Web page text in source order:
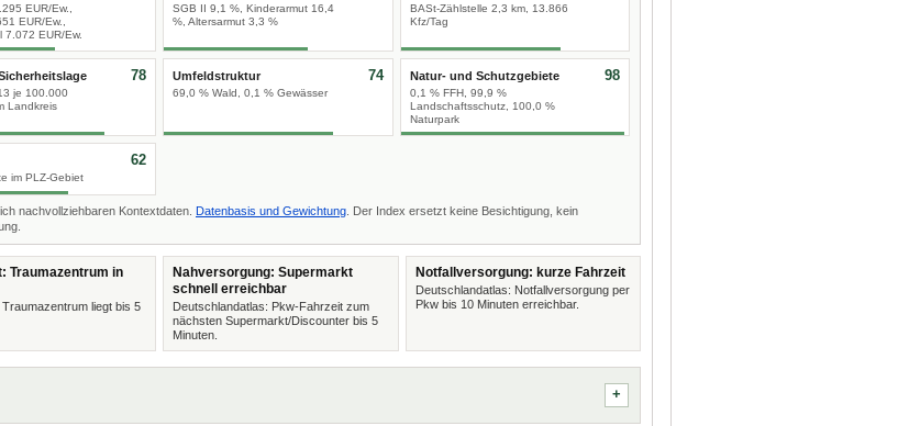
EUR/Ew.,
EUR/Ew.,
7.072 EUR/Ew.
SGB II 9,1 %, Kinderarmut 16,4
%, Altersarmut 3,3 %
BASt-Zählstelle 2,3 km, 13.866
Kfz/Tag
je 100.000
Landkreis
78 Umfeldstruktur
69,0 % Wald, 0,1 % Gewässer
74 Natur- und Schutzgebiete
0,1 % FFH, 99,9 %
Landschaftsschutz, 100,0 %
Naturpark
98
im PLZ-Gebiet
62
nachvollziehbaren Kontextdaten. Datenbasis und Gewichtung . Der Index ersetzt keine Besichtigung, kein
Traumazentrum in
liegt bis 5
Nahversorgung: Supermarkt
schnell erreichbar
Deutschlandatlas: Pkw-Fahrzeit zum
nächsten Supermarkt/Discounter bis 5
Minuten.
Notfallversorgung: kurze Fahrzeit
Deutschlandatlas: Notfallversorgung per
Pkw bis 10 Minuten erreichbar.